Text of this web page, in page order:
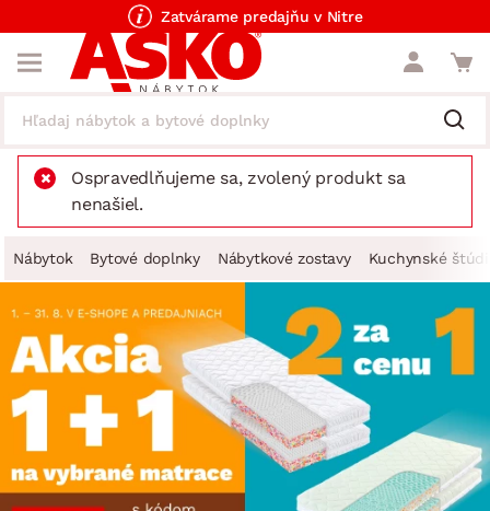
Zatvárame predajňu v Nitre
Ospravedlňujeme sa, zvolený produkt sa
nenašiel.
Nábytok Bytové doplnky Nábytkové zostavy Kuchynské